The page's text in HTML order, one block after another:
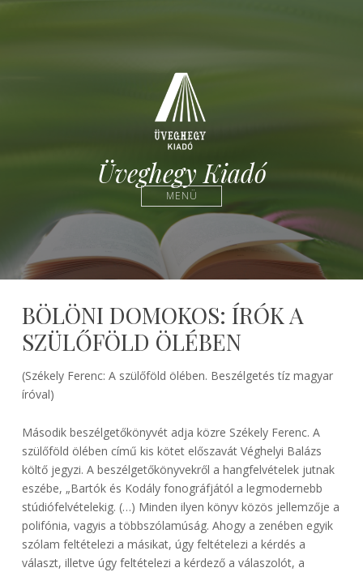
Üveghegy Kiadó
MENÜ
BÖLÖNI DOMOKOS: ÍRÓK A
SZÜLŐFÖLD ÖLÉBEN
(Székely Ferenc: A szülőföld ölében. Beszélgetés tíz magyar
íróval)
Második beszélgetőkönyvét adja közre Székely Ferenc. A
szülőföld ölében című kis kötet előszavát Véghelyi Balázs
költő jegyzi. A beszélgetőkönyvekről a hangfelvételek jutnak
eszébe, „Bartók és Kodály fonográfjától a legmodernebb
stúdiófelvételekig. (…) Minden ilyen könyv közös jellemzője a
polifónia, vagyis a többszólamúság. Ahogy a zenében egyik
szólam feltételezi a másikat, úgy feltételezi a kérdés a
választ, illetve úgy feltételezi a kérdező a válaszolót, a